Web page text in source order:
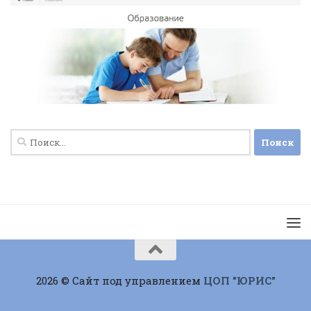
Найти:
2026 © Сайт под управлением ЦОП "ЮРИС"